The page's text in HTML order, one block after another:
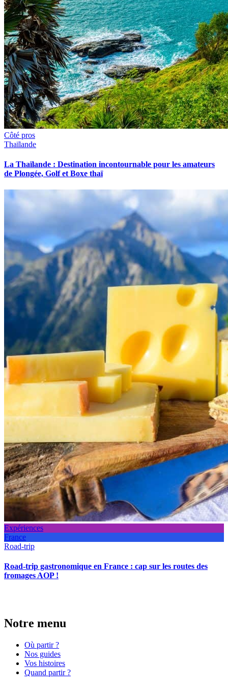
Côté pros
Thaïlande
La Thaïlande : Destination incontournable pour les amateurs
de Plongée, Golf et Boxe thaï
Expériences
France
Road-trip
Road-trip gastronomique en France : cap sur les routes des
fromages AOP !
Notre menu
Où partir ?
Nos guides
Vos histoires
Quand partir ?